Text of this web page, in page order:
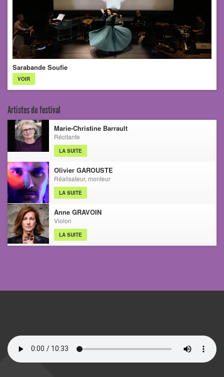
Sarabande Soufie
VOIR
Artistes du festival
Marie-Christine Barrault
Récitante
LA SUITE
Olivier GAROUSTE
Réalisateur, monteur
LA SUITE
Anne GRAVOIN
Violon
LA SUITE